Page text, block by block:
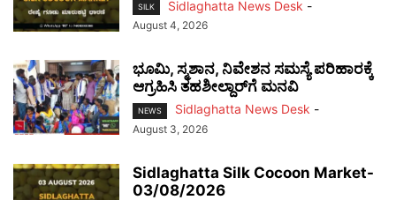
SILK Sidlaghatta News Desk -
August 4, 2026
ಭೂಮಿ, ಸ್ಮಶಾನ, ನಿವೇಶನ ಸಮಸ್ಯೆ ಪರಿಹಾರಕ್ಕೆ
ಆಗ್ರಹಿಸಿ ತಹಶೀಲ್ದಾರ್‌ಗೆ ಮನವಿ
NEWS Sidlaghatta News Desk -
August 3, 2026
Sidlaghatta Silk Cocoon Market-
03/08/2026